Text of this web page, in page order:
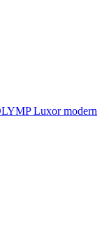
Luxor modern